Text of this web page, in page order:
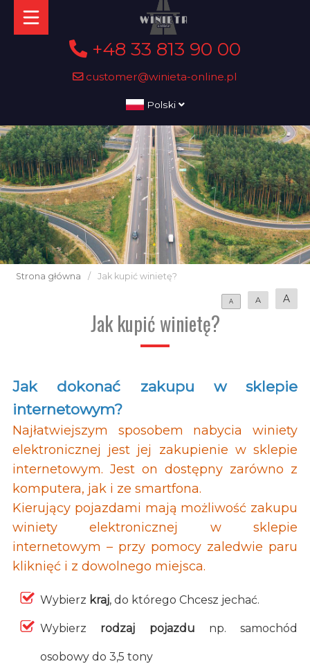
+48 33 813 90 00
customer@winieta-online.pl
Polski
Strona główna / Jak kupić winietę?
A A A
Jak kupić winietę?
Jak dokonać zakupu w sklepie
internetowym?
Najłatwiejszym sposobem nabycia winiety
elektronicznej jest jej zakupienie w sklepie
internetowym. Jest on dostępny zarówno z
komputera, jak i ze smartfona.
Kierujący pojazdami mają możliwość zakupu
winiety elektronicznej w sklepie
internetowym – przy pomocy zaledwie paru
kliknięć i z dowolnego miejsca.
Wybierz kraj, do którego Chcesz jechać.
Wybierz rodzaj pojazdu np. samochód
osobowy do 3,5 tony